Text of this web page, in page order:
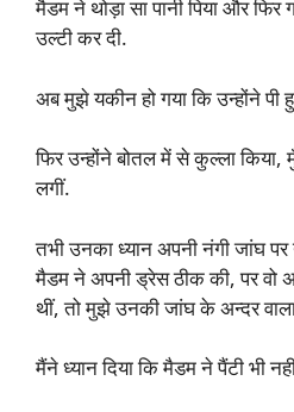
मैडम ने थोड़ा सा पानी पिया और फिर
उल्टी कर दी.
अब मुझे यकीन हो गया कि उन्होंने पी
फिर उन्होंने बोतल में से कुल्ला किया,
लगीं.
तभी उनका ध्यान अपनी नंगी जांघ पर
मैडम ने अपनी ड्रेस ठीक की, पर वो
थीं, तो मुझे उनकी जांघ के अन्दर
मैंने ध्यान दिया कि मैडम ने पैंटी भी